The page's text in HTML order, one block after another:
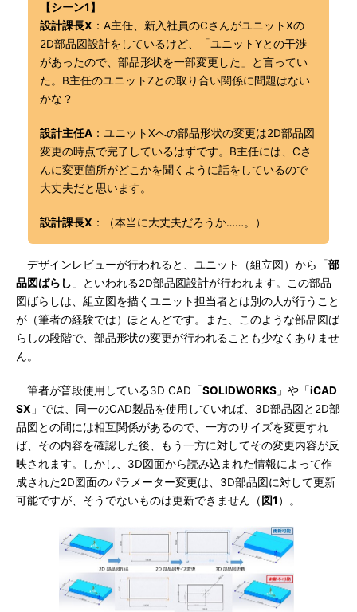
【シーン1】
設計課長X ：A主任、新入社員のCさんがユニットXの
2D部品図設計をしているけど、「ユニットYとの干渉
があったので、部品形状を一部変更した」と言ってい
た。B主任のユニットZとの取り合い関係に問題はない
かな？
設計主任A ：ユニットXへの部品形状の変更は2D部品図
変更の時点で完了しているはずです。B主任には、Cさ
んに変更箇所がどこかを聞くように話をしているので
大丈夫だと思います。
設計課長X ：（本当に大丈夫だろうか……。）
デザインレビューが行われると、ユニット（組立図）から「部
品図ばらし 」といわれる2D部品図設計が行われます。この部品
図ばらしは、組立図を描くユニット担当者とは別の人が行うこと
が（筆者の経験では）ほとんどです。また、このような部品図ば
らしの段階で、部品形状の変更が行われることも少なくありませ
ん。
筆者が普段使用している3D CAD「SOLIDWORKS 」や「iCAD
SX 」では、同一のCAD製品を使用していれば、3D部品図と2D部
品図との間には相互関係があるので、一方のサイズを変更すれ
ば、その内容を確認した後、もう一方に対してその変更内容が反
映されます。しかし、3D図面から読み込まれた情報によって作
成された2D図面のパラメーター変更は、3D部品図に対して更新
可能ですが、そうでないものは更新できません（ 図1 ）。